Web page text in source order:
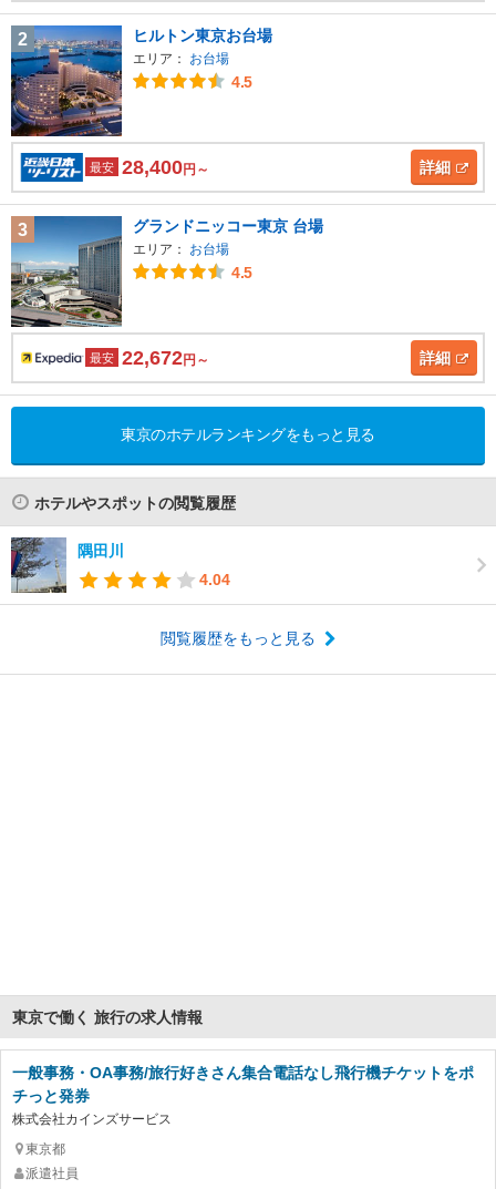
2 ヒルトン東京お台場
エリア： お台場
4.5
最安 28,400円～ 詳細
3 グランドニッコー東京 台場
エリア： お台場
4.5
最安 22,672円～ 詳細
東京のホテルランキングをもっと見る
ホテルやスポットの閲覧履歴
隅田川
4.04
閲覧履歴をもっと見る
東京で働く 旅行の求人情報
一般事務・OA事務/旅行好きさん集合電話なし飛行機チケットをポ
チっと発券
株式会社カインズサービス
東京都
派遣社員